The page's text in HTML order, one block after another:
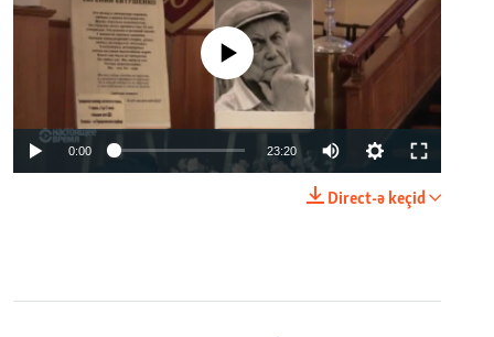
No media source currently available
0:00 23:20
Direct-ə keçid